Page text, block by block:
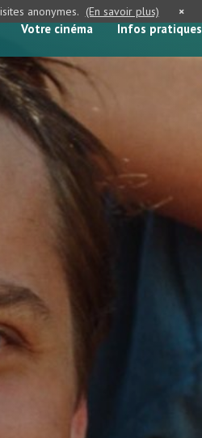
Votre cinéma Infos pratiques
anonymes. (En savoir plus) ×